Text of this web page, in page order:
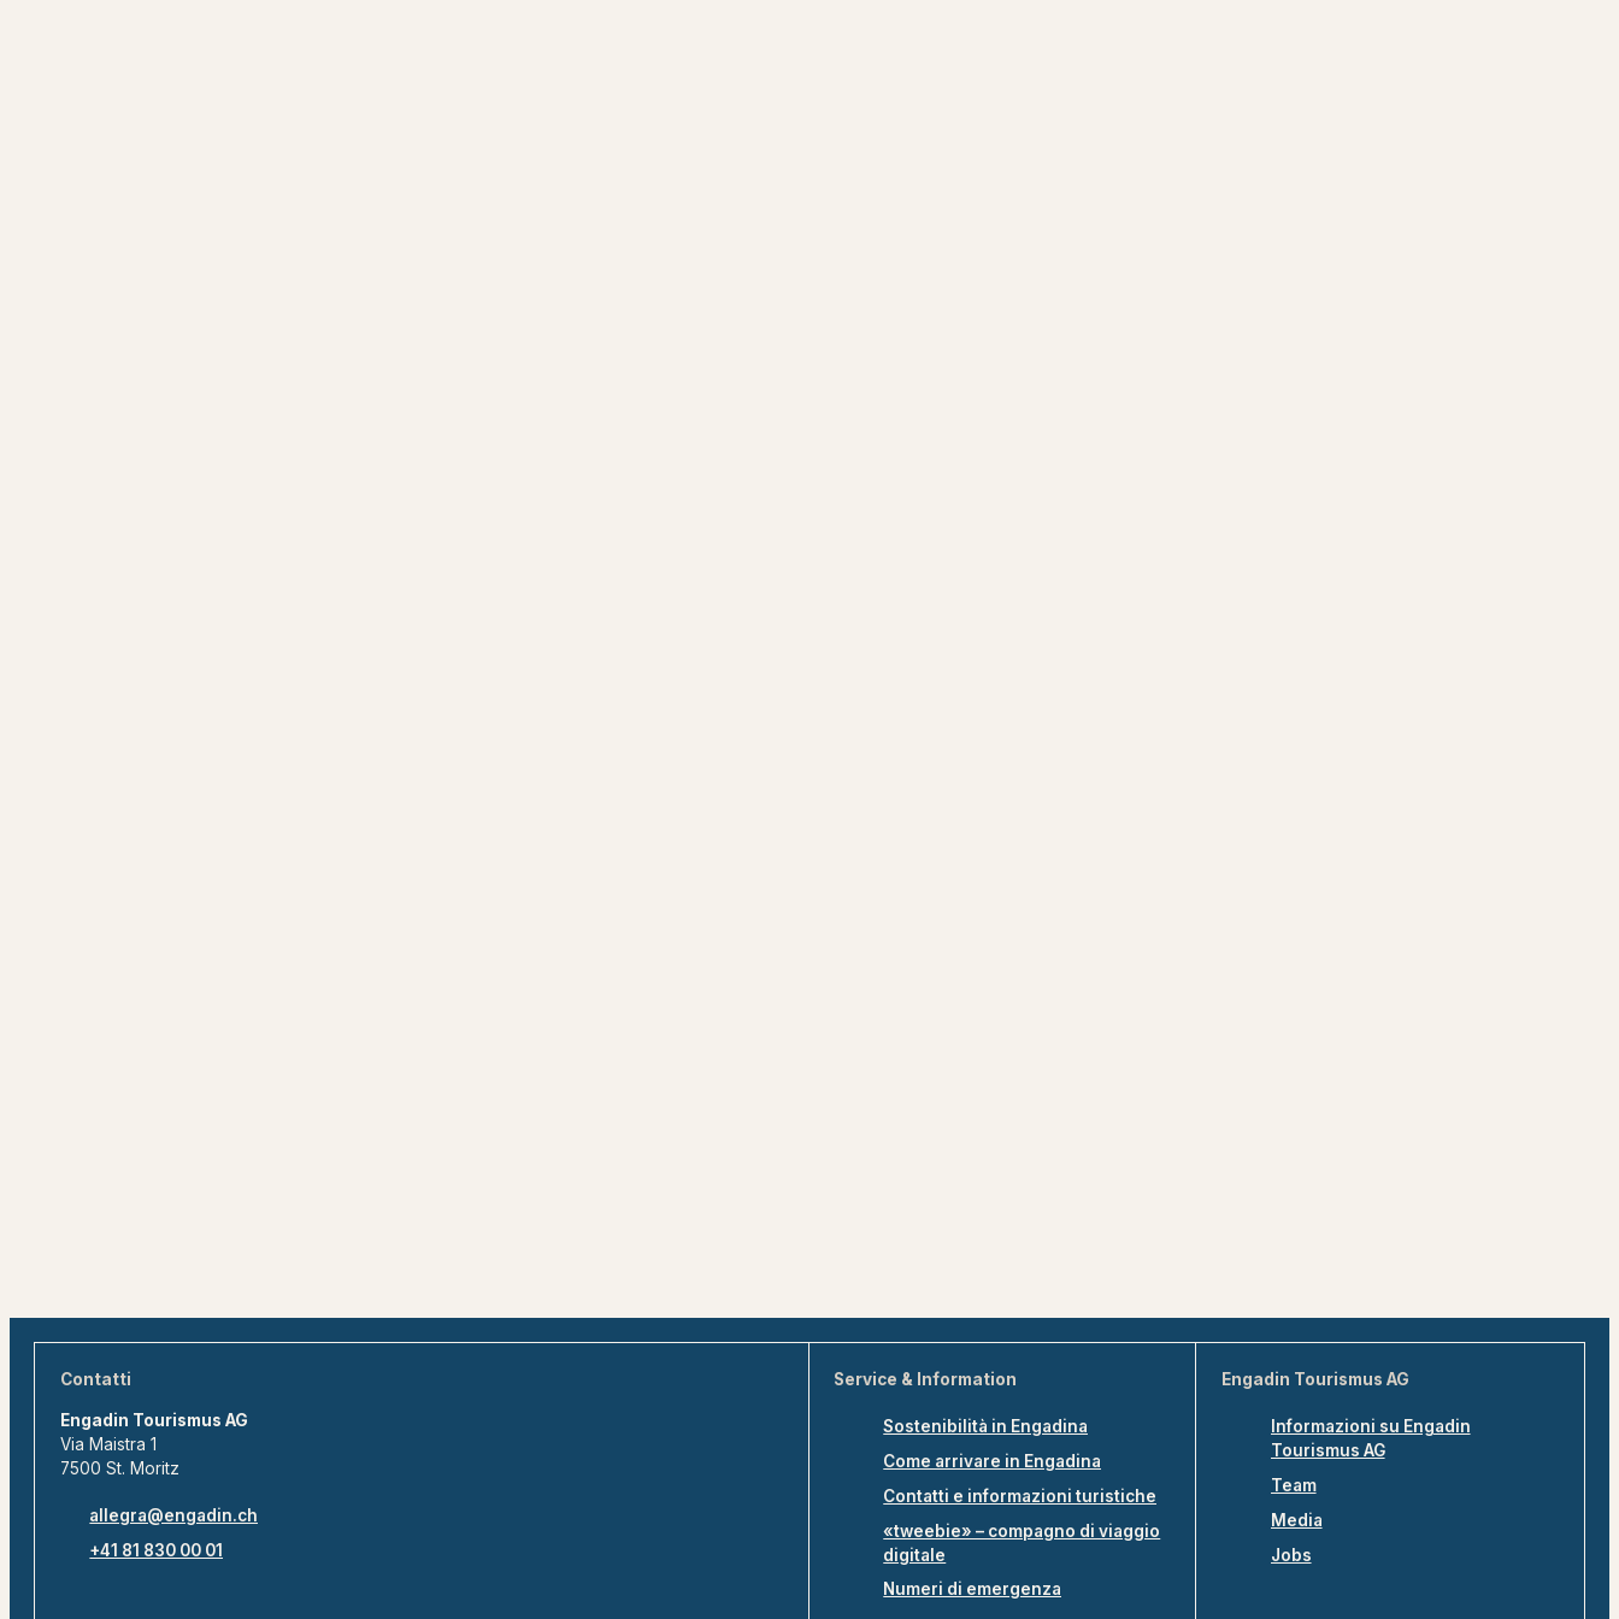
Contatti
Engadin Tourismus AG
Via Maistra 1
7500 St. Moritz
allegra@engadin.ch
+41 81 830 00 01
Service & Information
Sostenibilità in Engadina
Come arrivare in Engadina
Contatti e informazioni turistiche
«tweebie» – compagno di viaggio
digitale
Numeri di emergenza
Engadin Tourismus AG
Informazioni su Engadin
Tourismus AG
Team
Media
Jobs